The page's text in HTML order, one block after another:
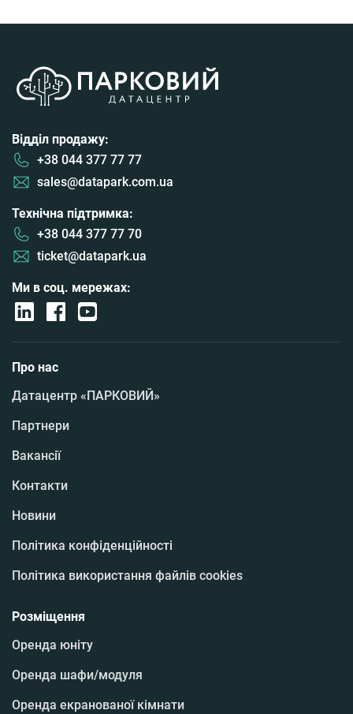
Відділ продажу:
+38 044 377 77 77
sales@datapark.com.ua
Технічна підтримка:
+38 044 377 77 70
ticket@datapark.ua
Ми в соц. мережах:
Про нас
Датацентр «ПАРКОВИЙ»
Партнери
Вакансії
Контакти
Новини
Політика конфіденційності
Політика використання файлів cookies
Розміщення
Оренда юніту
Оренда шафи/модуля
Оренда екранованої кімнати